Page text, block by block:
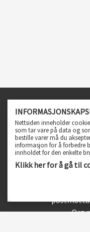
Nettsiden inneholder
som tar vare på data og
bestille varer må du
informasjon for å forbedre
innholdet for den enkelte
Klikk her for å gå til